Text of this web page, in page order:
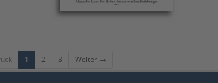
1 2 3 Weiter →